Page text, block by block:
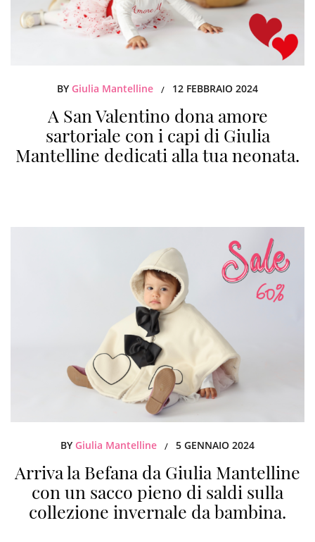
BY Giulia Mantelline / 12 FEBBRAIO 2024
A San Valentino dona amore
sartoriale con i capi di Giulia
Mantelline dedicati alla tua neonata.
BY Giulia Mantelline / 5 GENNAIO 2024
Arriva la Befana da Giulia Mantelline
con un sacco pieno di saldi sulla
collezione invernale da bambina.